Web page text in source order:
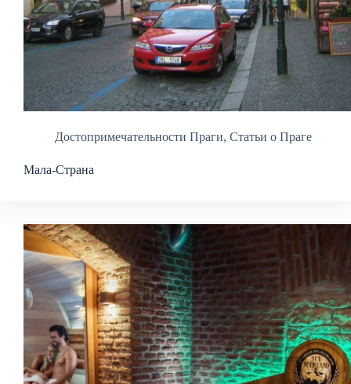
Достопримечательности Праги, Статьи о Праге
Мала-Страна